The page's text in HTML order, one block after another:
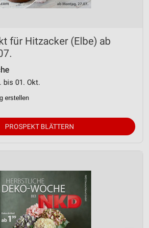
für Hitzacker (Elbe) ab
bis 01. Okt.
erstellen
PROSPEKT BLÄTTERN